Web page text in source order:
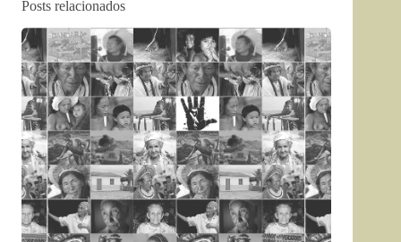
Posts relacionados